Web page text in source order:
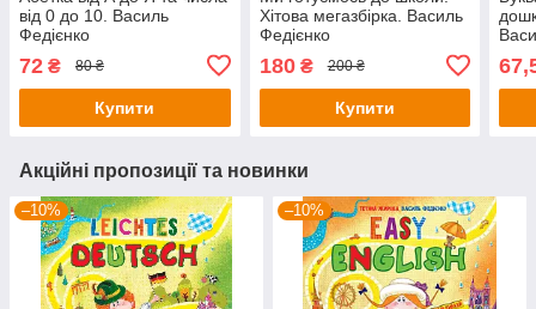
від 0 до 10. Василь
Федієнко
72 ₴ 80 ₴
Купити
Хітова мегазбірка. Василь
Федієнко
180₴ 200 ₴
Купити
Акційні пропозиції та новинки
–10% –10%